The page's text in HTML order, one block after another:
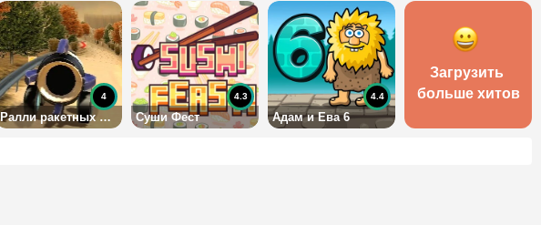
Ралли ракетных машин
4
Суши Фест
4.3
Адам и Ева 6
4.4
Загрузить
больше хитов